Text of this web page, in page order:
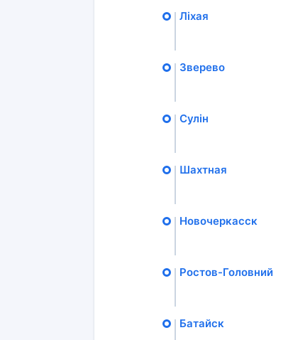
Ліхая
Зверево
Сулін
Шахтная
Новочеркасск
Ростов-Головний
Батайск